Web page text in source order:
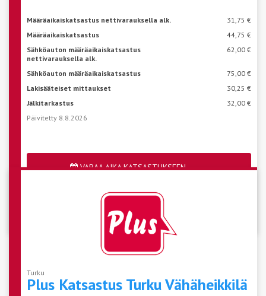
Määräaikaiskatsastus nettivarauksella alk.
31,75 €
Määräaikaiskatsastus
44,75 €
Sähköauton määräaikaiskatsastus
nettivarauksella alk.
62,00 €
Sähköauton määräaikaiskatsastus
75,00 €
Lakisääteiset mittaukset
30,25 €
Jälkitarkastus
32,00 €
Päivitetty 8.8.2026
VARAA AIKA KATSASTUKSEEN
Katso aseman vapaat ajat
Turku
Plus Katsastus TurkuVähäheikkilä